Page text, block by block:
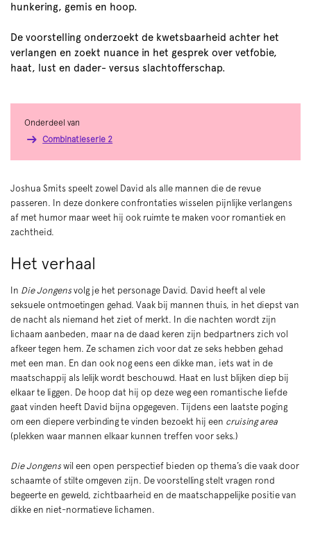
hunkering, gemis en hoop.
De voorstelling onderzoekt de kwetsbaarheid achter het
verlangen en zoekt nuance in het gesprek over vetfobie,
haat, lust en dader- versus slachtofferschap.
Joshua Smits speelt zowel David als alle mannen die de revue
passeren. In deze donkere confrontaties wisselen pijnlijke verlangens
af met humor maar weet hij ook ruimte te maken voor romantiek en
zachtheid.
Het verhaal
In Die Jongens volg je het personage David. David heeft al vele
seksuele ontmoetingen gehad. Vaak bij mannen thuis, in het diepst van
de nacht als niemand het ziet of merkt. In die nachten wordt zijn
lichaam aanbeden, maar na de daad keren zijn bedpartners zich vol
afkeer tegen hem. Ze schamen zich voor dat ze seks hebben gehad
met een man. En dan ook nog eens een dikke man, iets wat in de
maatschappij als lelijk wordt beschouwd. Haat en lust blijken diep bij
elkaar te liggen. De hoop dat hij op deze weg een romantische liefde
gaat vinden heeft David bijna opgegeven. Tijdens een laatste poging
om een diepere verbinding te vinden bezoekt hij een cruising area
(plekken waar mannen elkaar kunnen treffen voor seks.)
Die Jongens wil een open perspectief bieden op thema’s die vaak door
schaamte of stilte omgeven zijn. De voorstelling stelt vragen rond
begeerte en geweld, zichtbaarheid en de maatschappelijke positie van
dikke en niet-normatieve lichamen.
Onderdeel van
Combinatieserie 2